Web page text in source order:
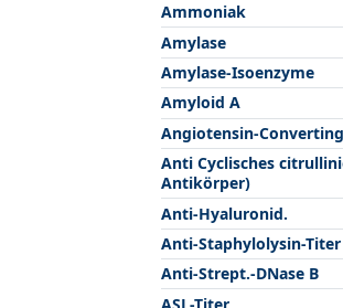
Ammoniak
Amylase
Amylase-Isoenzyme
Amyloid A
Angiotensin-
Anti Cyclisches
Antikörper)
Anti-Hyaluronid.
Anti-Staphylolysin-Titer
Anti-Strept.-DNase B
ASL-Titer